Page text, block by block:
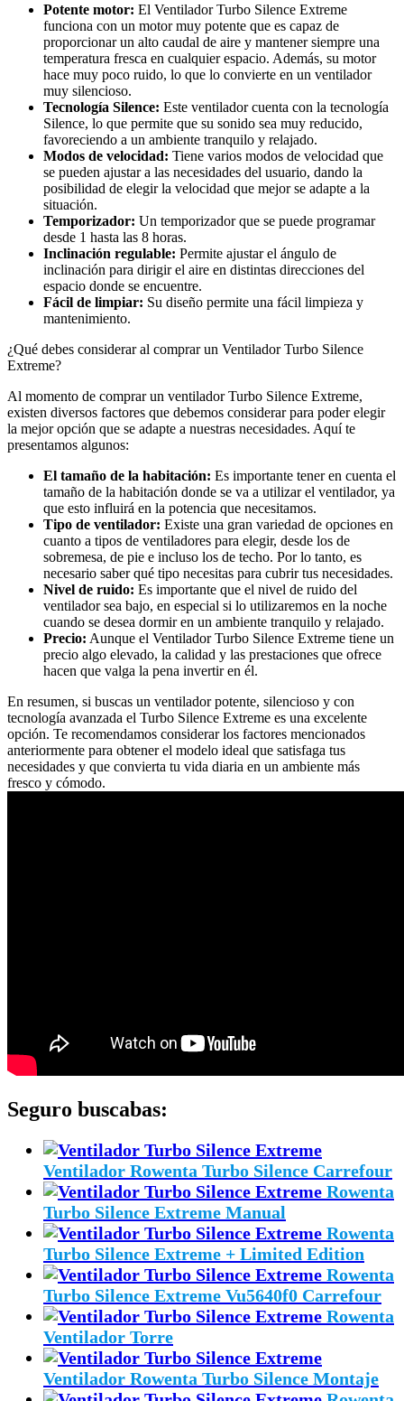
Potente motor: El Ventilador Turbo Silence Extreme
funciona con un motor muy potente que es capaz de
proporcionar un alto caudal de aire y mantener siempre una
temperatura fresca en cualquier espacio. Además, su motor
hace muy poco ruido, lo que lo convierte en un ventilador
muy silencioso.
Tecnología Silence: Este ventilador cuenta con la tecnología
Silence, lo que permite que su sonido sea muy reducido,
favoreciendo a un ambiente tranquilo y relajado.
Modos de velocidad: Tiene varios modos de velocidad que
se pueden ajustar a las necesidades del usuario, dando la
posibilidad de elegir la velocidad que mejor se adapte a la
situación.
Temporizador: Un temporizador que se puede programar
desde 1 hasta las 8 horas.
Inclinación regulable: Permite ajustar el ángulo de
inclinación para dirigir el aire en distintas direcciones del
espacio donde se encuentre.
Fácil de limpiar: Su diseño permite una fácil limpieza y
mantenimiento.
¿Qué debes considerar al comprar un Ventilador Turbo Silence
Extreme?
Al momento de comprar un ventilador Turbo Silence Extreme,
existen diversos factores que debemos considerar para poder elegir
la mejor opción que se adapte a nuestras necesidades. Aquí te
presentamos algunos:
El tamaño de la habitación: Es importante tener en cuenta el
tamaño de la habitación donde se va a utilizar el ventilador, ya
que esto influirá en la potencia que necesitamos.
Tipo de ventilador: Existe una gran variedad de opciones en
cuanto a tipos de ventiladores para elegir, desde los de
sobremesa, de pie e incluso los de techo. Por lo tanto, es
necesario saber qué tipo necesitas para cubrir tus necesidades.
Nivel de ruido: Es importante que el nivel de ruido del
ventilador sea bajo, en especial si lo utilizaremos en la noche
cuando se desea dormir en un ambiente tranquilo y relajado.
Precio: Aunque el Ventilador Turbo Silence Extreme tiene un
precio algo elevado, la calidad y las prestaciones que ofrece
hacen que valga la pena invertir en él.
En resumen, si buscas un ventilador potente, silencioso y con
tecnología avanzada el Turbo Silence Extreme es una excelente
opción. Te recomendamos considerar los factores mencionados
anteriormente para obtener el modelo ideal que satisfaga tus
necesidades y que convierta tu vida diaria en un ambiente más
fresco y cómodo.
Seguro buscabas:
Ventilador Rowenta Turbo Silence Carrefour
Rowenta
Turbo Silence Extreme Manual
Rowenta
Turbo Silence Extreme + Limited Edition
Rowenta
Turbo Silence Extreme Vu5640f0 Carrefour
Rowenta
Ventilador Torre
Ventilador Rowenta Turbo Silence Montaje